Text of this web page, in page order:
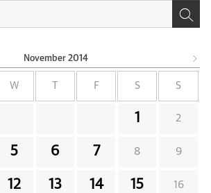
November 2014
W F S S
1 2
5 6 7 8 9
12 13 14 15 16